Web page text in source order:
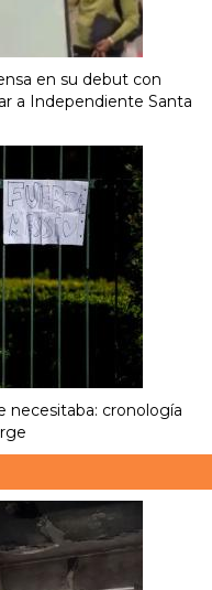
en su debut con
a Independiente Santa
necesitaba: cronología